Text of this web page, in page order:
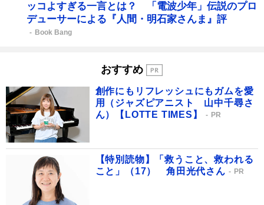
ッコよすぎる一言とは？ 「電波少年」伝説のプロ
デューサーによる『人間・明石家さんま』評
Book Bang
おすすめ
創作にもリフレッシュにもガムを愛
用（ジャズピアニスト 山中千尋さ
ん）【LOTTE TIMES】
PR
【特別読物】「救うこと、救われる
こと」（17） 角田光代さん
PR